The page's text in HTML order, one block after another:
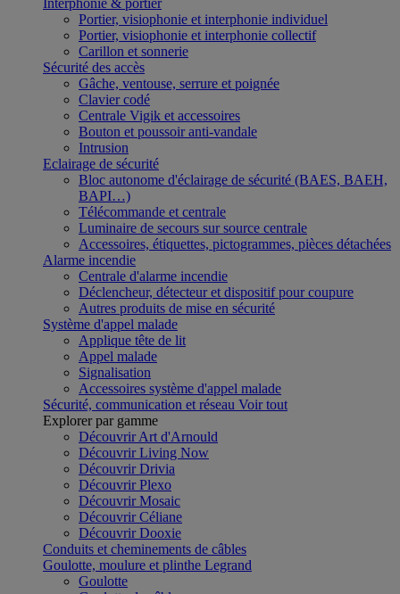
Interphonie & portier
Portier, visiophonie et interphonie individuel
Portier, visiophonie et interphonie collectif
Carillon et sonnerie
Sécurité des accès
Gâche, ventouse, serrure et poignée
Clavier codé
Centrale Vigik et accessoires
Bouton et poussoir anti-vandale
Intrusion
Eclairage de sécurité
Bloc autonome d'éclairage de sécurité (BAES, BAEH,
BAPI…)
Télécommande et centrale
Luminaire de secours sur source centrale
Accessoires, étiquettes, pictogrammes, pièces détachées
Alarme incendie
Centrale d'alarme incendie
Déclencheur, détecteur et dispositif pour coupure
Autres produits de mise en sécurité
Système d'appel malade
Applique tête de lit
Appel malade
Signalisation
Accessoires système d'appel malade
Sécurité, communication et réseau Voir tout
Explorer par gamme
Découvrir Art d'Arnould
Découvrir Living Now
Découvrir Drivia
Découvrir Plexo
Découvrir Mosaic
Découvrir Céliane
Découvrir Dooxie
Conduits et cheminements de câbles
Goulotte, moulure et plinthe Legrand
Goulotte